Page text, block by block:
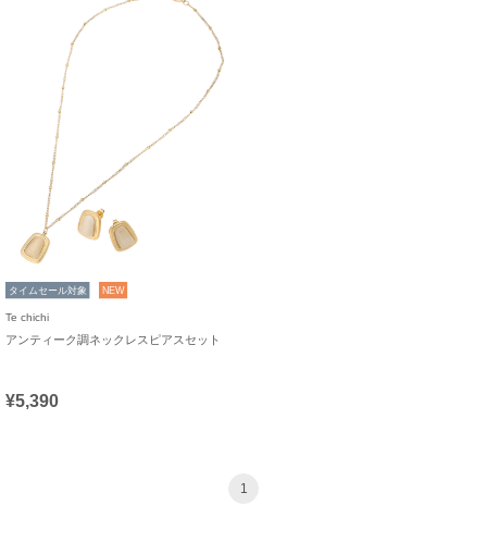
タイムセール対象 NEW
Te chichi
アンティーク調ネックレスピアスセット
¥5,390
1